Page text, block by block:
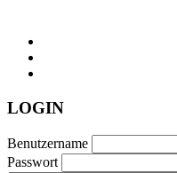
LOGIN
Benutzername
Passwort